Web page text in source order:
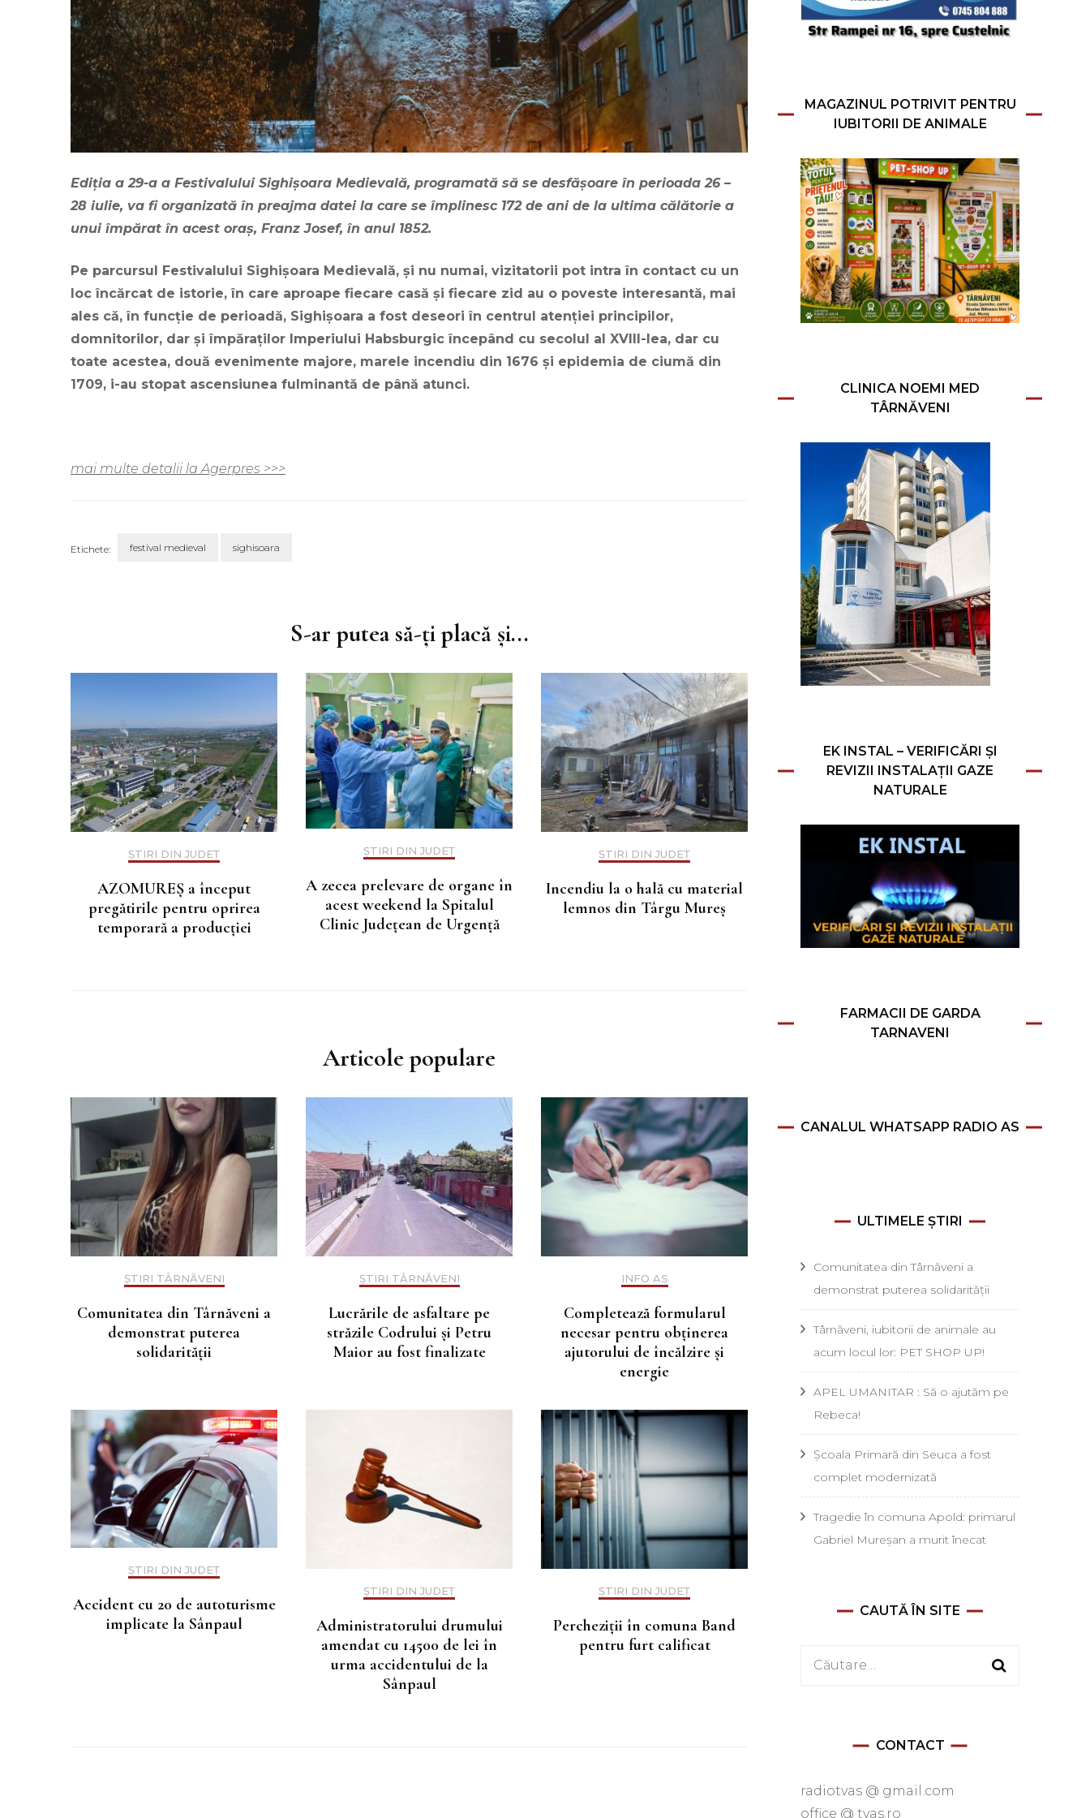
Ediţia a 29-a a Festivalului Sighişoara Medievală, programată să se desfăşoare în perioada 26 –
28 iulie, va fi organizată în preajma datei la care se împlinesc 172 de ani de la ultima călătorie a
unui împărat în acest oraş, Franz Josef, în anul 1852.
Pe parcursul Festivalului Sighişoara Medievală, şi nu numai, vizitatorii pot intra în contact cu un
loc încărcat de istorie, în care aproape fiecare casă şi fiecare zid au o poveste interesantă, mai
ales că, în funcţie de perioadă, Sighişoara a fost deseori în centrul atenţiei principilor,
domnitorilor, dar şi împăraţilor Imperiului Habsburgic începând cu secolul al XVIII-lea, dar cu
toate acestea, două evenimente majore, marele incendiu din 1676 şi epidemia de ciumă din
1709, i-au stopat ascensiunea fulminantă de până atunci.
mai multe detalii la Agerpres >>>
Etichete: festival medieval sighisoara
S-ar putea să-ți placă și...
ȘTIRI DIN JUDEȚ
AZOMUREȘ a început
pregătirile pentru oprirea
temporară a producției
ȘTIRI DIN JUDEȚ
A zecea prelevare de organe în
acest weekend la Spitalul
Clinic Judeţean de Urgenţă
ȘTIRI DIN JUDEȚ
Incendiu la o hală cu material
lemnos din Târgu Mureș
Articole populare
ȘTIRI TÂRNĂVENI
Comunitatea din Târnăveni a
demonstrat puterea
solidarității
ȘTIRI TÂRNĂVENI
Lucrările de asfaltare pe
străzile Codrului și Petru
Maior au fost finalizate
INFO AS
Completează formularul
necesar pentru obținerea
ajutorului de încălzire și
energie
ȘTIRI DIN JUDEȚ
Accident cu 20 de autoturisme
implicate la Sânpaul
ȘTIRI DIN JUDEȚ
Administratorului drumului
amendat cu 14500 de lei în
urma accidentului de la
Sânpaul
ȘTIRI DIN JUDEȚ
Percheziții în comuna Band
pentru furt calificat
MAGAZINUL POTRIVIT PENTRU
IUBITORII DE ANIMALE
CLINICA NOEMI MED
TÂRNĂVENI
EK INSTAL – VERIFICĂRI ȘI
REVIZII INSTALAȚII GAZE
NATURALE
FARMACII DE GARDA
TARNAVENI
CANALUL WHATSAPP RADIO AS
ULTIMELE ȘTIRI
Comunitatea din Târnăveni a
demonstrat puterea solidarității
Târnăveni, iubitorii de animale au
acum locul lor: PET SHOP UP!
APEL UMANITAR : Să o ajutăm pe
Rebeca!
Școala Primară din Seuca a fost
complet modernizată
Tragedie în comuna Apold: primarul
Gabriel Mureșan a murit înecat
CAUTĂ ÎN SITE
Caută
CONTACT
radiotvas @ gmail.com
office @ tvas.ro